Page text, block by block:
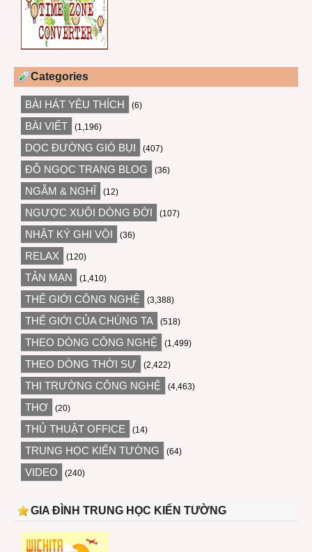
Categories
BÀI HÁT YÊU THÍCH (6)
BÀI VIẾT (1,196)
DỌC ĐƯỜNG GIÓ BỤI (407)
ĐỖ NGỌC TRANG BLOG (36)
NGẪM & NGHĨ (12)
NGƯỢC XUÔI DÒNG ĐỜI (107)
NHẬT KÝ GHI VỘI (36)
RELAX (120)
TẢN MẠN (1,410)
THẾ GIỚI CÔNG NGHỆ (3,388)
THẾ GIỚI CỦA CHÚNG TA (518)
THEO DÒNG CÔNG NGHỆ (1,499)
THEO DÒNG THỜI SỰ (2,422)
THỊ TRƯỜNG CÔNG NGHỆ (4,463)
THƠ (20)
THỦ THUẬT OFFICE (14)
TRUNG HỌC KIẾN TƯỜNG (64)
VIDEO (240)
GIA ĐÌNH TRUNG HỌC KIẾN TƯỜNG